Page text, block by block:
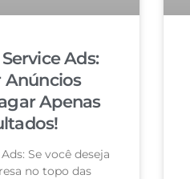
Ads:
Anúncios
Apenas
Se você deseja
no topo das